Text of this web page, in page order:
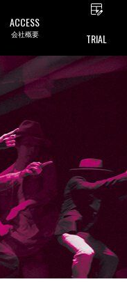
ACCESS
会社概要 TRIAL